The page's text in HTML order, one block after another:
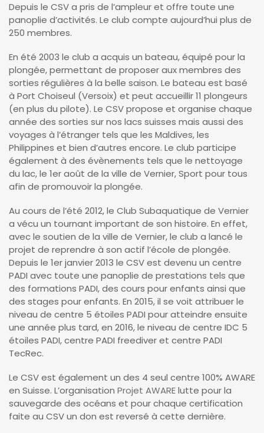
Depuis le CSV a pris de l’ampleur et offre toute une
panoplie d’activités. Le club compte aujourd’hui plus de
250 membres.
En été 2003 le club a acquis un bateau, équipé pour la
plongée, permettant de proposer aux membres des
sorties régulières à la belle saison. Le bateau est basé
à Port Choiseul (Versoix) et peut accueillir 11 plongeurs
(en plus du pilote). Le CSV propose et organise chaque
année des sorties sur nos lacs suisses mais aussi des
voyages à l’étranger tels que les Maldives, les
Philippines et bien d’autres encore. Le club participe
également à des évènements tels que le nettoyage
du lac, le 1er août de la ville de Vernier, Sport pour tous
afin de promouvoir la plongée.
Au cours de l’été 2012, le Club Subaquatique de Vernier
a vécu un tournant important de son histoire. En effet,
avec le soutien de la ville de Vernier, le club a lancé le
projet de reprendre à son actif l’école de plongée.
Depuis le 1er janvier 2013 le CSV est devenu un centre
PADI avec toute une panoplie de prestations tels que
des formations PADI, des cours pour enfants ainsi que
des stages pour enfants. En 2015, il se voit attribuer le
niveau de centre 5 étoiles PADI pour atteindre ensuite
une année plus tard, en 2016, le niveau de centre IDC 5
étoiles PADI, centre PADI freediver et centre PADI
TecRec.
Le CSV est également un des 4 seul centre 100% AWARE
en Suisse. L’organisation Projet AWARElutte pour la
sauvegarde des océans et pour chaque certification
faite au CSV un don est reversé à cette dernière.